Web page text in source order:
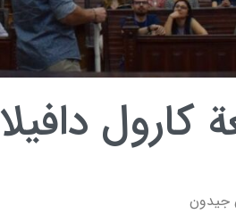
كارول دافيلا
جيدون